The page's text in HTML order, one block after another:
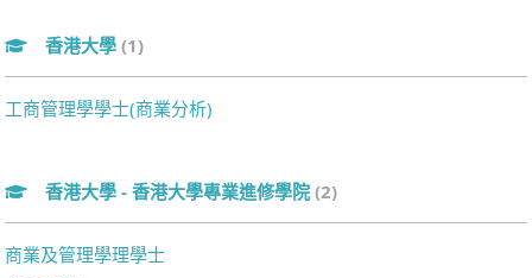
香港大學 (1)
工商管理學學士(商業分析)
香港大學 - 香港大學專業進修學院 (2)
商業及管理學理學士